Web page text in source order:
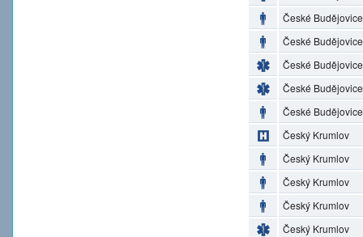
České Budějovice
České Budějovice
České Budějovice
České Budějovice
České Budějovice
Český Krumlov
Český Krumlov
Český Krumlov
Český Krumlov
Český Krumlov